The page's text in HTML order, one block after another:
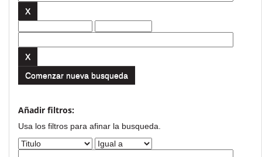
Comenzar nueva busqueda
Añadir filtros:
Usa los filtros para afinar la busqueda.